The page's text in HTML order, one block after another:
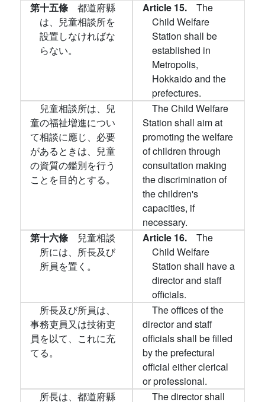
第十五條 都道府縣
は、兒童相談所を
設置しなければな
らない。
Article 15. The
Child Welfare
Station shall be
established in
Metropolis,
Hokkaido and the
prefectures.
兒童相談所は、兒
童の福祉増進につい
て相談に應じ、必要
があるときは、兒童
の資質の鑑別を行う
ことを目的とする。
The Child Welfare
Station shall aim at
promoting the welfare
of children through
consultation making
the discrimination of
the children's
capacities, if
necessary.
第十六條 兒童相談
所には、所長及び
所員を置く。
Article 16. The
Child Welfare
Station shall have a
director and staff
officials.
所長及び所員は、
事務吏員又は技術吏
員を以て、これに充
てる。
The offices of the
director and staff
officials shall be filled
by the prefectural
official either clerical
or professional.
所長は、都道府縣
The director shall